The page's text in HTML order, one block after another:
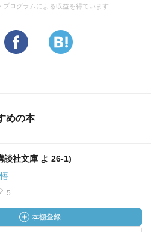
われる成島柳北はパリでも粋人
ダラスな女性・武林文子の章で
子時代に非公式訪問をしたパリ
符を、生涯大切に保管されてら
なされたり、日本にいる時に味
ログラムによる収益を得ています
めの本
談社文庫 よ 26-1)
5